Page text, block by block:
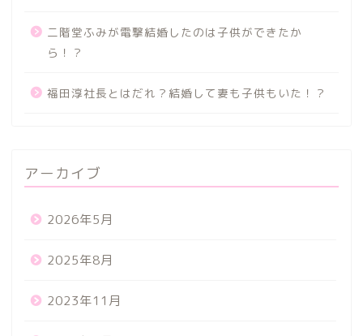
二階堂ふみが電撃結婚したのは子供ができたか
ら！？
福田淳社長とはだれ？結婚して妻も子供もいた！？
アーカイブ
2026年5月
2025年8月
2023年11月